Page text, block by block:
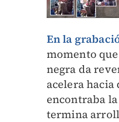
En la
momento
negra da
acelera hacia
encontraba
termina